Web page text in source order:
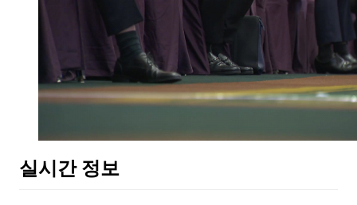
실시간 정보